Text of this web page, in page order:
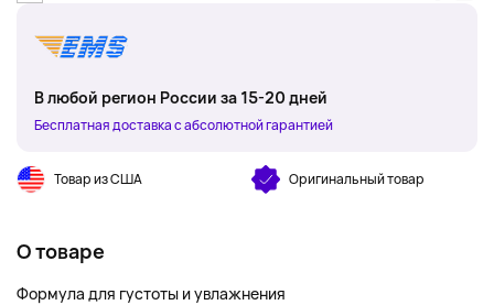
В любой регион России за 15-20 дней
Бесплатная доставка с абсолютной гарантией
Товар из США Оригинальный товар
О товаре
Формула для густоты и увлажнения